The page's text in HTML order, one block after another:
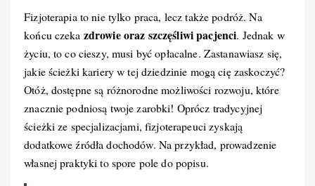
Fizjoterapia to nie tylko praca, lecz także podróż. Na
końcu czeka zdrowie oraz szczęśliwi pacjenci. Jednak w
życiu, to co cieszy, musi być opłacalne. Zastanawiasz się,
jakie ścieżki kariery w tej dziedzinie mogą cię zaskoczyć?
Otóż, dostępne są różnorodne możliwości rozwoju, które
znacznie podniosą twoje zarobki! Oprócz tradycyjnej
ścieżki ze specjalizacjami, fizjoterapeuci zyskają
dodatkowe źródła dochodów. Na przykład, prowadzenie
własnej praktyki to spore pole do popisu.